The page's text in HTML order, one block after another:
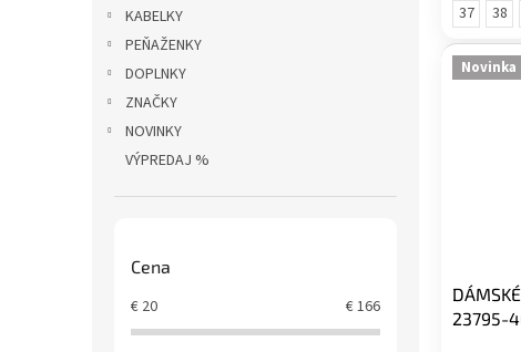
KABELKY
PEŇAŽENKY
DOPLNKY
ZNAČKY
NOVINKY
VÝPREDAJ %
Cena
€ 20 €166
37 38
Novinka
23795-